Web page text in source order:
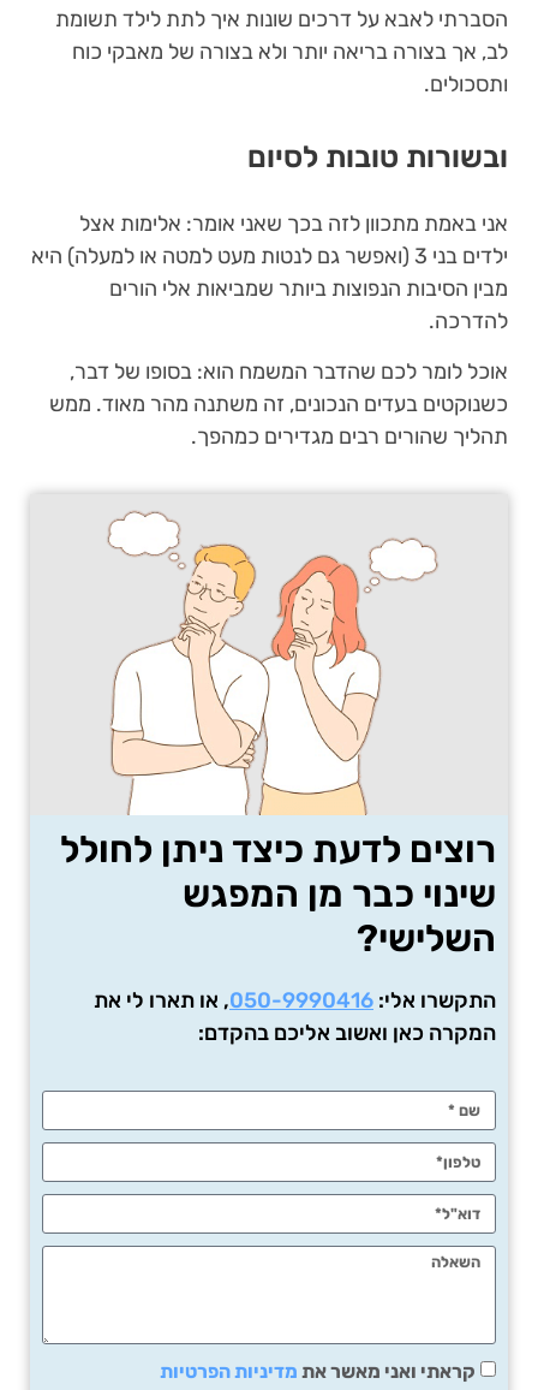
הסברתי לאבא על דרכים שונות איך לתת לילד תשומת
לב, אך בצורה בריאה יותר ולא בצורה של מאבקי כוח
ותסכולים.
ובשורות טובות לסיום
אני באמת מתכוון לזה בכך שאני אומר: אלימות אצל
ילדים בני 3 (ואפשר גם לנטות מעט למטה או למעלה) היא
מבין הסיבות הנפוצות ביותר שמביאות אלי הורים
להדרכה.
אוכל לומר לכם שהדבר המשמח הוא: בסופו של דבר,
כשנוקטים בעדים הנכונים, זה משתנה מהר מאוד. ממש
תהליך שהורים רבים מגדירים כמהפך.
רוצים לדעת כיצד ניתן לחולל
שינוי כבר מן המפגש
השלישי?
התקשרו אלי: 050-9990416, או תארו לי את
המקרה כאן ואשוב אליכם בהקדם:
קראתי ואני מאשר את מדיניות הפרטיות